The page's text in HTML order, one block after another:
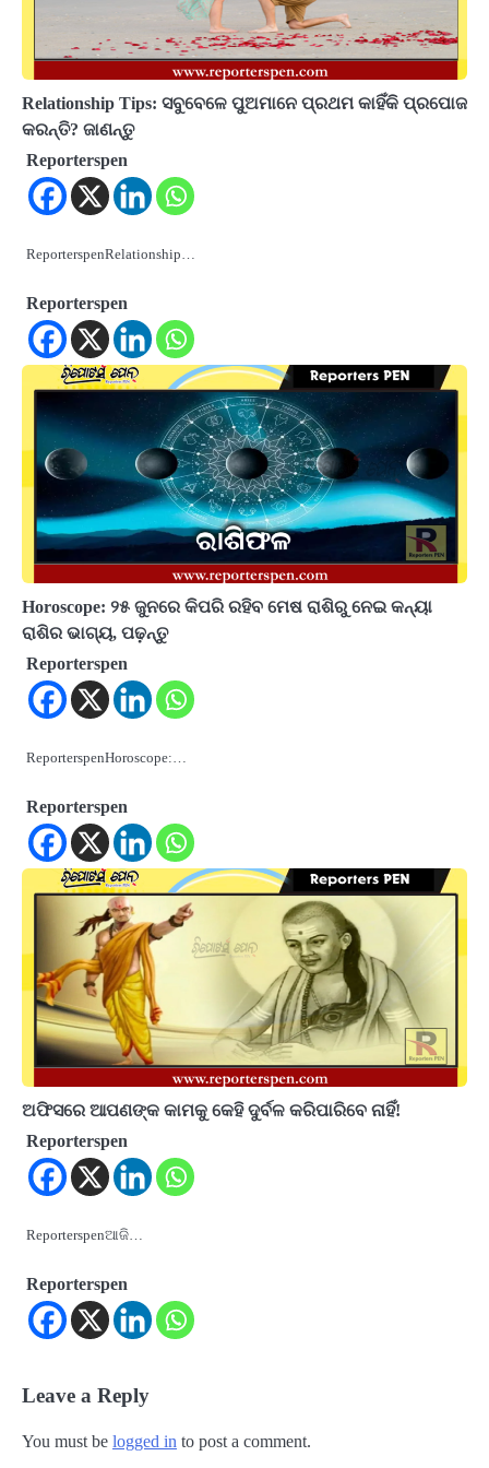
Relationship Tips: ସବୁବେଳେ ପୁଅମାନେ ପ୍ରଥମ କାହିଁକି ପ୍ରପୋଜ
କରନ୍ତି? ଜାଣନ୍ତୁ
Reporterspen
ReporterspenRelationship…
Reporterspen
Horoscope: ୨୫ ଜୁନରେ କିପରି ରହିବ ମେଷ ରାଶିରୁ ନେଇ କନ୍ୟା
ରାଶିର ଭାଗ୍ୟ, ପଢ଼ନ୍ତୁ
Reporterspen
ReporterspenHoroscope:…
Reporterspen
ଅଫିସରେ ଆପଣଙ୍କ କାମକୁ କେହି ଦୁର୍ବଳ କରିପାରିବେ ନାହିଁ!
Reporterspen
Reporterspenଆଜି…
Reporterspen
Leave a Reply
You must be logged in to post a comment.